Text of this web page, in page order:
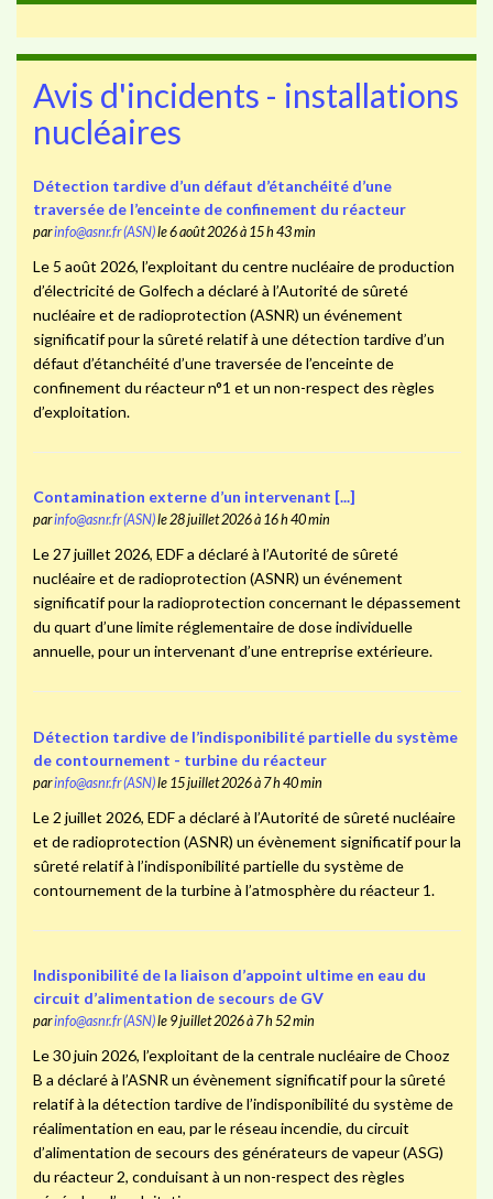
Avis d'incidents - installations
nucléaires
Détection tardive d’un défaut d’étanchéité d’une
traversée de l’enceinte de confinement du réacteur
parinfo@asnr.fr (ASN)le 6 août 2026 à 15 h 43 min
Le 5 août 2026, l’exploitant du centre nucléaire de production
d’électricité de Golfech a déclaré à l’Autorité de sûreté
nucléaire et de radioprotection (ASNR) un événement
significatif pour la sûreté relatif à une détection tardive d’un
défaut d’étanchéité d’une traversée de l’enceinte de
confinement du réacteur n°1 et un non-respect des règles
d’exploitation.
Contamination externe d’un intervenant [...]
parinfo@asnr.fr (ASN)le 28 juillet 2026 à 16 h 40 min
Le 27 juillet 2026, EDF a déclaré à l’Autorité de sûreté
nucléaire et de radioprotection (ASNR) un événement
significatif pour la radioprotection concernant le dépassement
du quart d’une limite réglementaire de dose individuelle
annuelle, pour un intervenant d’une entreprise extérieure.
Détection tardive de l’indisponibilité partielle du système
de contournement - turbine du réacteur
parinfo@asnr.fr (ASN)le 15 juillet 2026 à 7 h 40 min
Le 2 juillet 2026, EDF a déclaré à l’Autorité de sûreté nucléaire
et de radioprotection (ASNR) un évènement significatif pour la
sûreté relatif à l’indisponibilité partielle du système de
contournement de la turbine à l’atmosphère du réacteur 1.
Indisponibilité de la liaison d’appoint ultime en eau du
circuit d’alimentation de secours de GV
parinfo@asnr.fr (ASN)le 9 juillet 2026 à 7 h 52 min
Le 30 juin 2026, l’exploitant de la centrale nucléaire de Chooz
B a déclaré à l’ASNR un évènement significatif pour la sûreté
relatif à la détection tardive de l’indisponibilité du système de
réalimentation en eau, par le réseau incendie, du circuit
d’alimentation de secours des générateurs de vapeur (ASG)
du réacteur 2, conduisant à un non-respect des règles